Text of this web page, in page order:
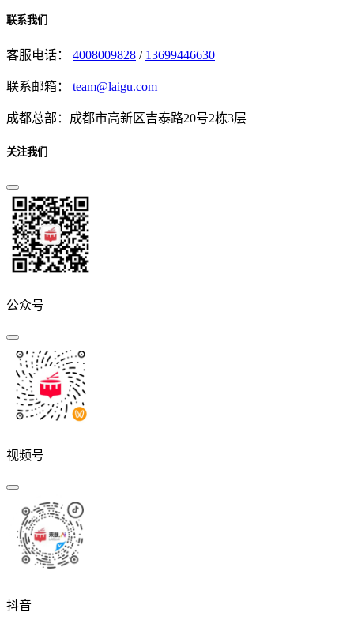
联系我们
客服电话： 4008009828 / 13699446630
联系邮箱： team@laigu.com
成都总部：成都市高新区吉泰路20号2栋3层
关注我们
公众号
视频号
抖音